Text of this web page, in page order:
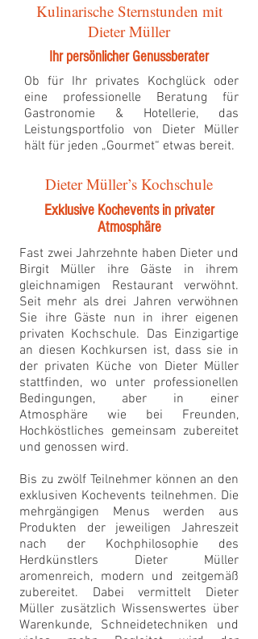
Kulinarische Sternstunden mit
Dieter Müller
Ihr persönlicher Genussberater
Ob für Ihr privates Kochglück oder
eine professionelle Beratung für
Gastronomie & Hotellerie, das
Leistungsportfolio von Dieter Müller
hält für jeden „Gourmet“ etwas bereit.
Dieter Müller’s Kochschule
Exklusive Kochevents in privater
Atmosphäre
Fast zwei Jahrzehnte haben Dieter und
Birgit Müller ihre Gäste in ihrem
gleichnamigen Restaurant verwöhnt.
Seit mehr als drei Jahren verwöhnen
Sie ihre Gäste nun in ihrer eigenen
privaten Kochschule. Das Einzigartige
an diesen Kochkursen ist, dass sie in
der privaten Küche von Dieter Müller
stattfinden, wo unter professionellen
Bedingungen, aber in einer
Atmosphäre wie bei Freunden,
Hochköstliches gemeinsam zubereitet
und genossen wird.
Bis zu zwölf Teilnehmer können an den
exklusiven Kochevents teilnehmen. Die
mehrgängigen Menus werden aus
Produkten der jeweiligen Jahreszeit
nach der Kochphilosophie des
Herdkünstlers Dieter Müller
aromenreich, modern und zeitgemäß
zubereitet. Dabei vermittelt Dieter
Müller zusätzlich Wissenswertes über
Warenkunde, Schneidetechniken und